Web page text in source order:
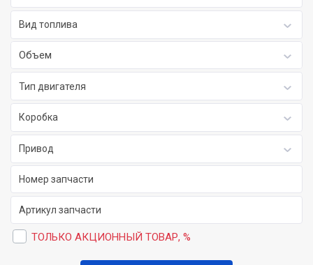
Вид топлива
Объем
Тип двигателя
Коробка
Привод
ТОЛЬКО АКЦИОННЫЙ ТОВАР, %